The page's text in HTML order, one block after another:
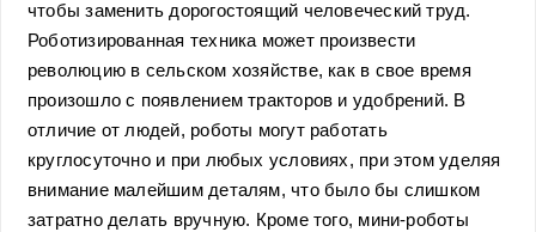
чтобы заменить дорогостоящий человеческий труд.
Роботизированная техника может произвести
революцию в сельском хозяйстве, как в свое время
произошло с появлением тракторов и удобрений. В
отличие от людей, роботы могут работать
круглосуточно и при любых условиях, при этом уделяя
внимание малейшим деталям, что было бы слишком
затратно делать вручную. Кроме того, мини-роботы